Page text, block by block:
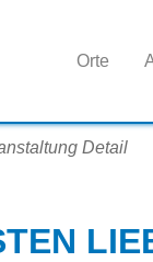
Orte
Detail